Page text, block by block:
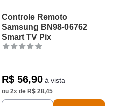
Controle Remoto
Samsung BN98-06762
Smart TV Pix
R$ 56,90à vista
ou 2x de R$ 28,45